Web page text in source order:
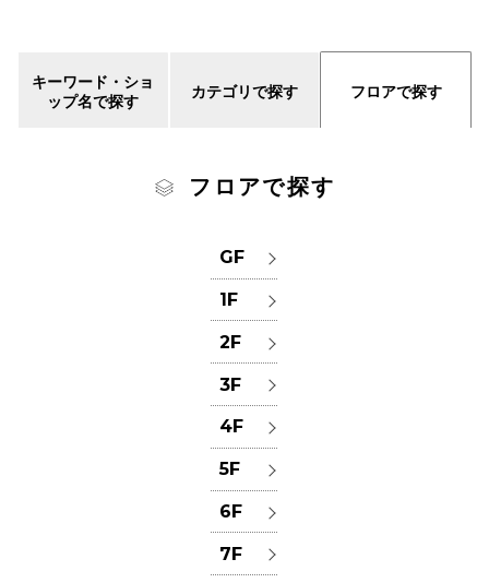
キーワード・ショ
ップ名で探す
カテゴリで探す フロアで探す
フロアで探す
GF
1F
2F
3F
4F
5F
6F
7F